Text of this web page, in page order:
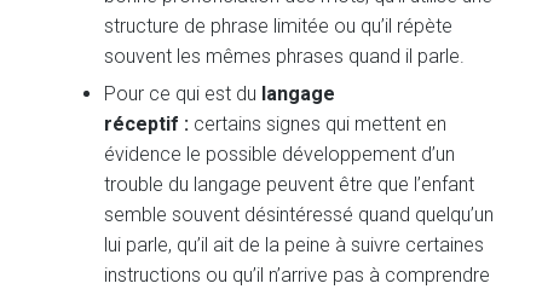
structure de phrase limitée ou qu’il répète
souvent les mêmes phrases quand il parle.
Pour ce qui est du langage
réceptif : certains signes qui mettent en
évidence le possible développement d’un
trouble du langage peuvent être que l’enfant
semble souvent désintéressé quand quelqu’un
lui parle, qu’il ait de la peine à suivre certaines
instructions ou qu’il n’arrive pas à comprendre